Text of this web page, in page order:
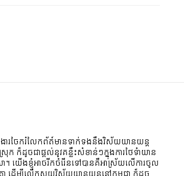
ងារចែករំលែកព័ត៍មានទាក់ទងនឹងវិស័យយានយន្ត
ក ក៏ដូចជាផ្តល់នូវគន្លឹះសំខាន់ៗក្នុងការថែទំាយាន
ា។ យើងខ្ញុំអាចរីកចំរើនទៅបានគឺអាស្រ័យលើការចូល